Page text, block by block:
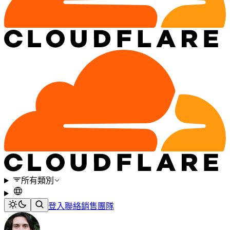
所有類別
登入聯絡銷售團隊